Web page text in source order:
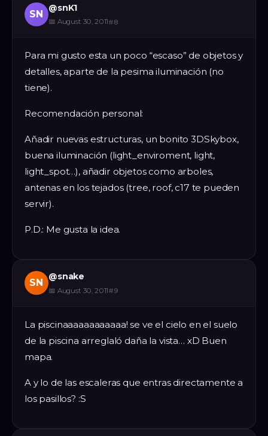
SN
@snK1
📅 August 30, 2011#8
Para mi gusto esta un poco “escaso” de objetos y
detalles, aparte de la pesima iluminación (no
tiene).
Recomendación personal:
Añadir nuevas estructuras, un bonito 3DSkybox,
buena iluminación (light_enviroment, light,
light_spot…), añadir objetos como arboles,
antenas en los tejados (tree, roof, c17 te pueden
servir).
P.D.: Me gusta la idea.
SN
@snake
📅 August 30, 2011#9
La piscinaaaaaaaaaaaa! se ve el cielo en el suelo
de la piscina arreglaló daña la vista… xD Buen
mapa.
A y lo de las escaleras que entras directamente a
los pasillos? :S